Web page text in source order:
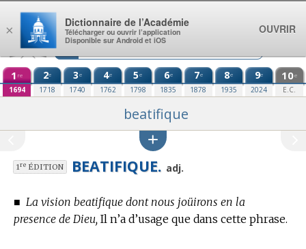
Aller au contenu
1 re
1694
2e
1718
3e
1740
4e
1762
5e
1798
6e
1835
7e
1878
8e
1935
9e
2024
10e
E.C.
beatifique
1reÉDITION BEATIFIQUE. adj.
■ La vision beatifique dont nous joüirons en la
presence de Dieu, Il n’a d’usage que dans cette phrase.
×
Dictionnaire de l’Académie
Télécharger ou ouvrir l’application
Disponible sur Android et iOS
OUVRIR